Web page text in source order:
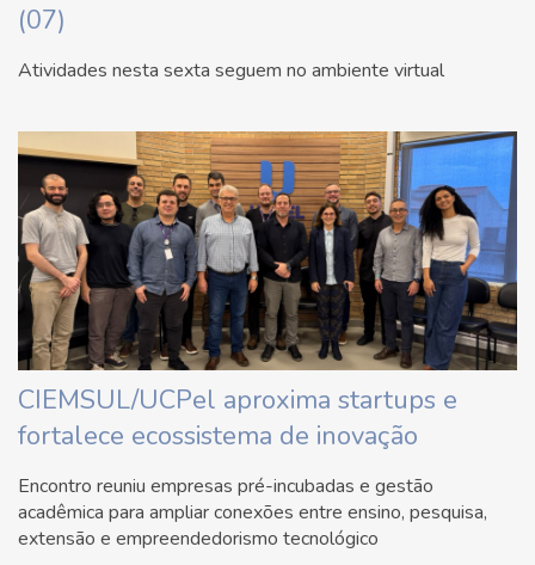
(07)
Atividades nesta sexta seguem no ambiente virtual
CIEMSUL/UCPel aproxima startups e
fortalece ecossistema de inovação
Encontro reuniu empresas pré-incubadas e gestão
acadêmica para ampliar conexões entre ensino, pesquisa,
extensão e empreendedorismo tecnológico